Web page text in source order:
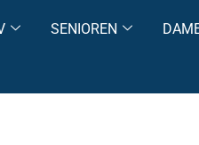
SENIOREN